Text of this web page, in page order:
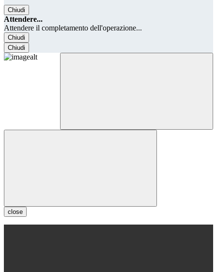
Chiudi
Attendere...
Attendere il completamento dell'operazione...
Chiudi
Chiudi
close